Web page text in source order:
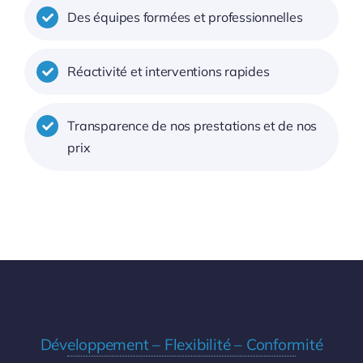
Des équipes formées et professionnelles
Réactivité et interventions rapides
Transparence de nos prestations et de nos
prix
Développement – Flexibilité – Conformité